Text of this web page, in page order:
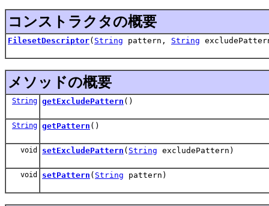
コンストラクタの概要
FilesetDescriptor( String pattern, String
メソッドの概要
String getExcludePattern ()
String getPattern ()
void setExcludePattern ( String excludePattern)
void setPattern ( String pattern)